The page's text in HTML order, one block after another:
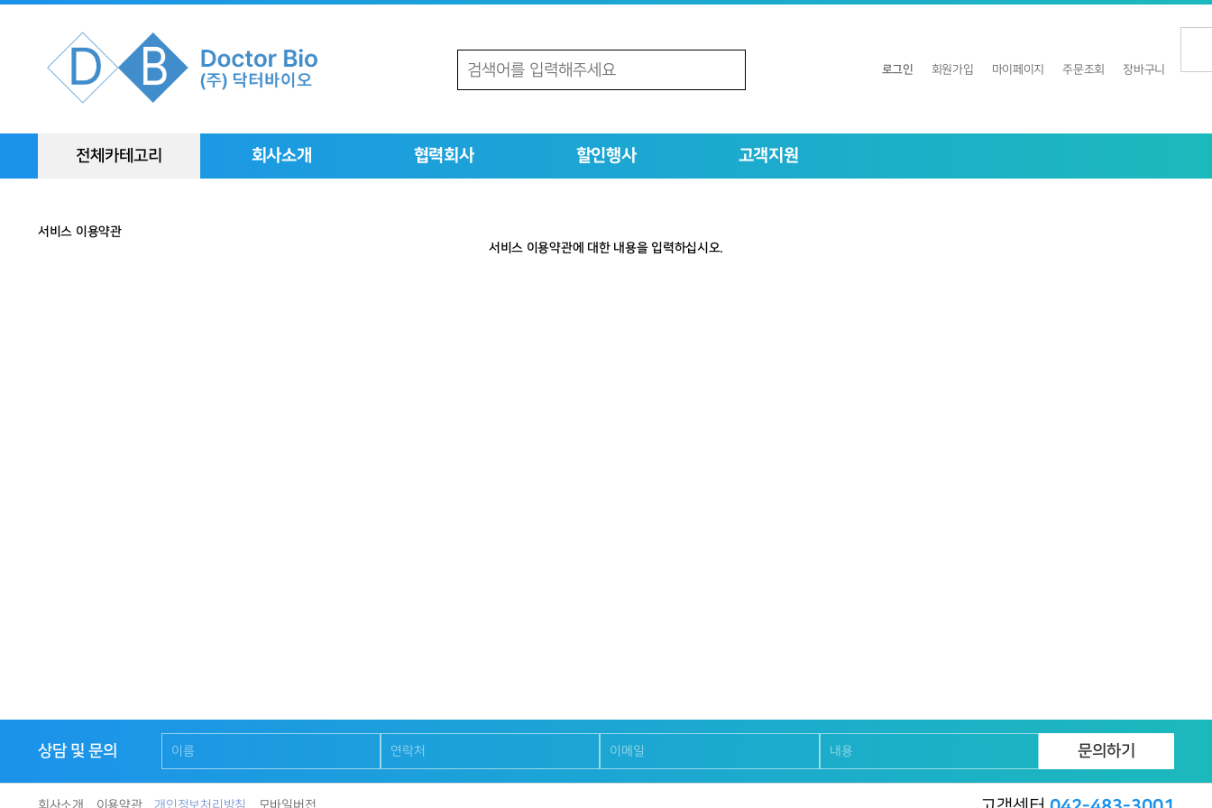
장바구니
주문조회
마이페이지
회원가입
로그인
전체카테고리 회사소개 협력회사 할인행사 고객지원
서비스 이용약관
서비스 이용약관에 대한 내용을 입력하십시오.
상담 및 문의
회사소개 이용약관 개인정보처리방침 모바일버전